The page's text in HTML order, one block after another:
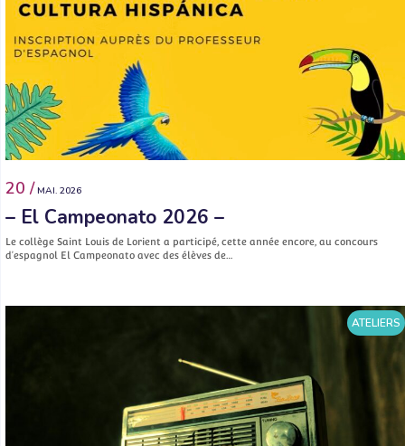
20 / MAI. 2026
– El Campeonato 2026 –
Le collège Saint Louis de Lorient a participé, cette année encore, au concours
d’espagnol El Campeonato avec des élèves de…
ATELIERS